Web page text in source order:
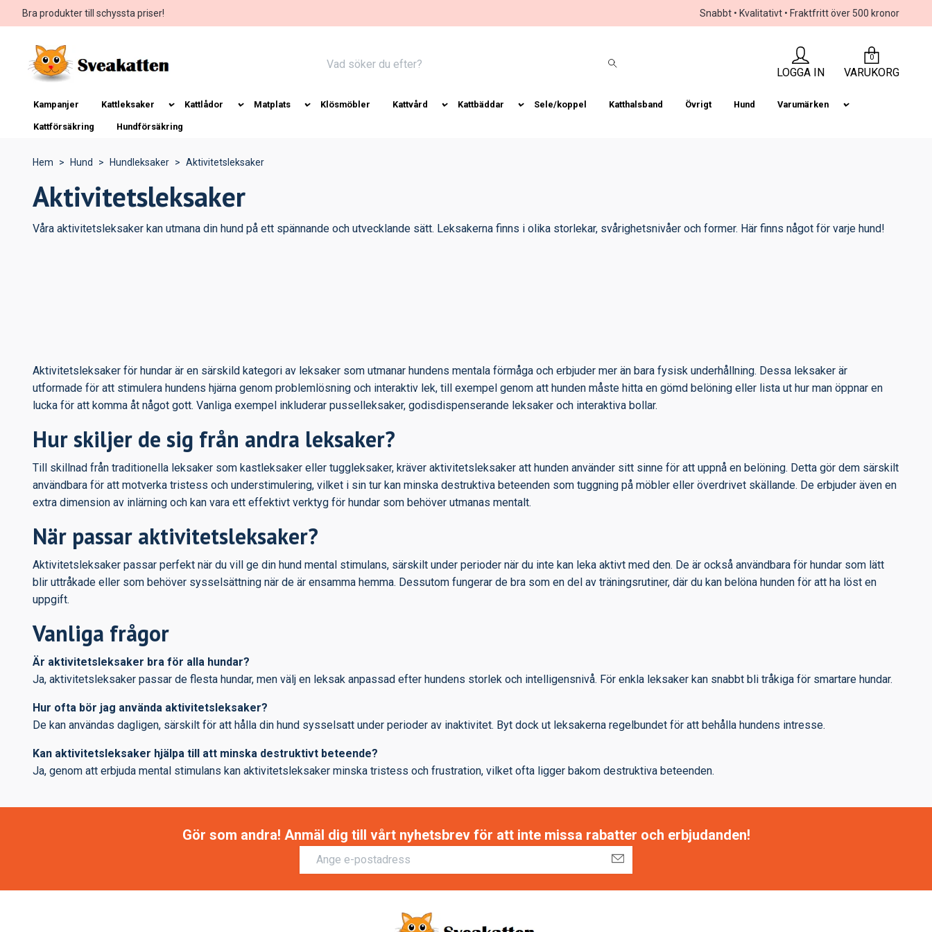
Bra produkter till schyssta priser! Snabbt • Kvalitativt • Fraktfritt över 500 kronor
LOGGA IN
0
VARUKORG
Kampanjer Kattleksaker Kattlådor Matplats Klösmöbler Kattvård Kattbäddar Sele/koppel Katthalsband Övrigt Hund Varumärken
Kattförsäkring Hundförsäkring
Hem Hund Hundleksaker Aktivitetsleksaker
Aktivitetsleksaker
Våra aktivitetsleksaker kan utmana din hund på ett spännande och utvecklande sätt. Leksakerna finns i olika storlekar, svårighetsnivåer och former. Här finns något för varje hund!
Aktivitetsleksaker för hundar är en särskild kategori av leksaker som utmanar hundens mentala förmåga och erbjuder mer än bara fysisk underhållning. Dessa leksaker är
utformade för att stimulera hundens hjärna genom problemlösning och interaktiv lek, till exempel genom att hunden måste hitta en gömd belöning eller lista ut hur man öppnar en
lucka för att komma åt något gott. Vanliga exempel inkluderar pusselleksaker, godisdispenserande leksaker och interaktiva bollar.
Hur skiljer de sig från andra leksaker?
Till skillnad från traditionella leksaker som kastleksaker eller tuggleksaker, kräver aktivitetsleksaker att hunden använder sitt sinne för att uppnå en belöning. Detta gör dem särskilt
användbara för att motverka tristess och understimulering, vilket i sin tur kan minska destruktiva beteenden som tuggning på möbler eller överdrivet skällande. De erbjuder även en
extra dimension av inlärning och kan vara ett effektivt verktyg för hundar som behöver utmanas mentalt.
När passar aktivitetsleksaker?
Aktivitetsleksaker passar perfekt när du vill ge din hund mental stimulans, särskilt under perioder när du inte kan leka aktivt med den. De är också användbara för hundar som lätt
blir uttråkade eller som behöver sysselsättning när de är ensamma hemma. Dessutom fungerar de bra som en del av träningsrutiner, där du kan belöna hunden för att ha löst en
uppgift.
Vanliga frågor
Är aktivitetsleksaker bra för alla hundar?
Ja, aktivitetsleksaker passar de flesta hundar, men välj en leksak anpassad efter hundens storlek och intelligensnivå. För enkla leksaker kan snabbt bli tråkiga för smartare hundar.
Hur ofta bör jag använda aktivitetsleksaker?
De kan användas dagligen, särskilt för att hålla din hund sysselsatt under perioder av inaktivitet. Byt dock ut leksakerna regelbundet för att behålla hundens intresse.
Kan aktivitetsleksaker hjälpa till att minska destruktivt beteende?
Ja, genom att erbjuda mental stimulans kan aktivitetsleksaker minska tristess och frustration, vilket ofta ligger bakom destruktiva beteenden.
Gör som andra! Anmäl dig till vårt nyhetsbrev för att inte missa rabatter och erbjudanden!